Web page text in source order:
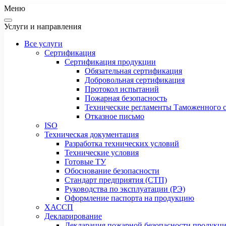
Меню
Услуги и направления
Все услуги
Сертификация
Сертификация продукции
Обязательная сертификация
Добровольная сертификация
Протокол испытаний
Пожарная безопасность
Технические регламенты Таможенного
Отказное письмо
ISO
Техническая документация
Разработка технических условий
Технические условия
Готовые ТУ
Обоснование безопасности
Стандарт предприятия (СТП)
Руководства по эксплуатации (РЭ)
Оформление паспорта на продукцию
ХАССП
Декларирование